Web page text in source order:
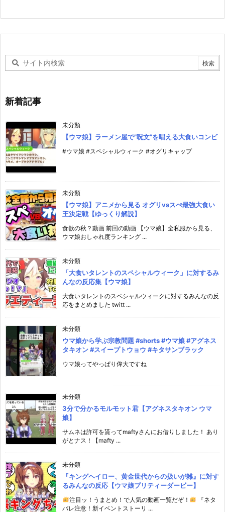
新着記事
未分類
【ウマ娘】ラーメン屋で”呪文”を唱える大食いコンビ
#ウマ娘 #スペシャルウィーク #オグリキャップ
未分類
【ウマ娘】アニメから見る オグリvsスぺ最強大食い
王決定戦【ゆっくり解説】
食欲の秋？動画 前回の動画 【ウマ娘】全私服から見る、
ウマ娘おしゃれ度ランキング ...
未分類
「大食いタレントのスペシャルウィーク」に対するみ
んなの反応集【ウマ娘】
大食いタレントのスペシャルウィークに対するみんなの反
応をまとめました twitt ...
未分類
ウマ娘から学ぶ宗教問題 #shorts #ウマ娘 #アグネス
タキオン #スイープトウョウ #キタサンブラック
ウマ娘ってやっぱり偉大ですね
未分類
3分で分かるモルモット君【アグネスタキオン ウマ
娘】
サムネは許可を貰ってmaftyさんにお借りしました！ あり
がとナス！【mafty ...
未分類
『キングヘイロー、黄金世代からの扱いが雑』に対す
るみんなの反応【ウマ娘プリティーダービー】
注目ッ！うまとめ！で人気の動画一覧だぞ！
『ネタ
バレ注意！新イベントストーリ ...